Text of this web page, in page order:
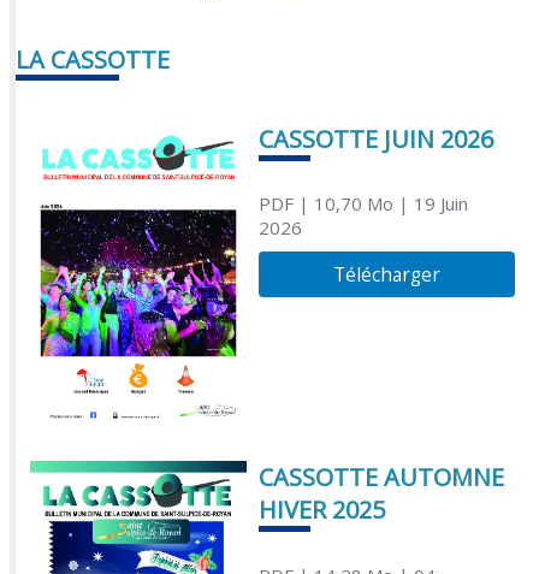
LA CASSOTTE
CASSOTTE JUIN 2026
PDF| 10,70 Mo | 19 Juin
2026
Télécharger
CASSOTTE AUTOMNE
HIVER 2025